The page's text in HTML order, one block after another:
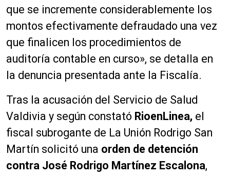
que se incremente considerablemente los
montos efectivamente defraudado una vez
que finalicen los procedimientos de
auditoría contable en curso», se detalla en
la denuncia presentada ante la Fiscalía.
Tras la acusación del Servicio de Salud
Valdivia y según constató RioenLinea, el
fiscal subrogante de La Unión Rodrigo San
Martín solicitó una orden de detención
contra José Rodrigo Martínez Escalona,